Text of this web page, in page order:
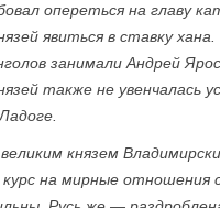
опереться на главу
явиться в ставку
занимали Андрей
также не
князем
курс на мирные